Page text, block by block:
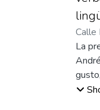
de
-
Calle
La